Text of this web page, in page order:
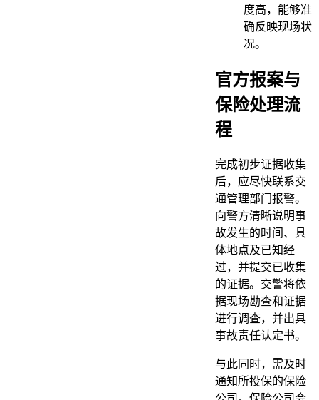
度高，能够准
确反映现场状
况。
官方报案与
保险处理流
程
完成初步证据收集
后，应尽快联系交
通管理部门报警。
向警方清晰说明事
故发生的时间、具
体地点及已知经
过，并提交已收集
的证据。交警将依
据现场勘查和证据
进行调查，并出具
事故责任认定书。
与此同时，需及时
通知所投保的保险